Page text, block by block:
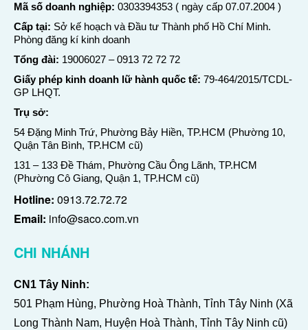
Mã số doanh nghiệp: 0303394353 ( ngày cấp 07.07.2004 )
Cấp tại: Sở kế hoạch và Đầu tư Thành phố Hồ Chí Minh.
Phòng đăng kí kinh doanh
Tổng đài: 19006027 –0913 72 72 72
Giấy phép kinh doanh lữ hành quốc tế: 79-464/2015/TCDL-
GP LHQT.
Trụ sở:
54 Đặng Minh Trứ, Phường Bảy Hiền, TP.HCM (Phường 10,
Quận Tân Bình, TP.HCM cũ)
131 – 133 Đề Thám, Phường Cầu Ông Lãnh, TP.HCM
(Phường Cô Giang, Quận 1, TP.HCM cũ)
Hotline: 0913.72.72.72
Email: info@saco.com.vn
CHI NHÁNH
CN1 Tây Ninh:
501 Phạm Hùng, Phường Hoà Thành, Tỉnh Tây Ninh (Xã
Long Thành Nam, Huyện Hoà Thành, Tỉnh Tây Ninh cũ)